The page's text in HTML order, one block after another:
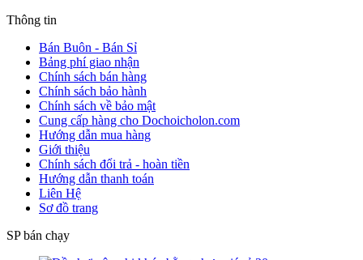
Thông tin
Bán Buôn - Bán Sỉ
Bảng phí giao nhận
Chính sách bán hàng
Chính sách bảo hành
Chính sách về bảo mật
Cung cấp hàng cho Dochoicholon.com
Hướng dẫn mua hàng
Giới thiệu
Chính sách đổi trả - hoàn tiền
Hướng dẫn thanh toán
Liên Hệ
Sơ đồ trang
SP bán chạy